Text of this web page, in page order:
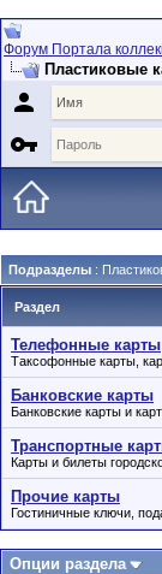
Форум Портала
Пластиковые


Подразделы :
Раздел
Телефонные карты
Таксофонные карты,
Банковские карты
Банковские карты и
Транспортные
Карты и билеты
Прочие карты
Гостиничные ключи,
Опции раздела